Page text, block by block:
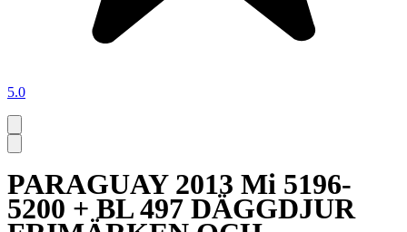
5.0
PARAGUAY 2013 Mi 5196-
5200 + BL 497 DÄGGDJUR